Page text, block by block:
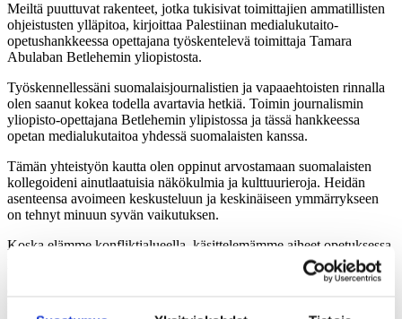
Meiltä puuttuvat rakenteet, jotka tukisivat toimittajien ammatillisten
ohjeistusten ylläpitoa, kirjoittaa Palestiinan medialukutaito-
opetushankkeessa opettajana työskentelevä toimittaja Tamara
Abulaban Betlehemin yliopistosta.
Työskennellessäni suomalaisjournalistien ja vapaaehtoisten rinnalla
olen saanut kokea todella avartavia hetkiä. Toimin journalismin
yliopisto-opettajana Betlehemin ylipistossa ja tässä hankkeessa
opetan medialukutaitoa yhdessä suomalaisten kanssa.
Tämän yhteistyön kautta olen oppinut arvostamaan suomalaisten
kollegoideni ainutlaatuisia näkökulmia ja kulttuurieroja. Heidän
asenteensa avoimeen keskusteluun ja keskinäiseen ymmärrykseen
on tehnyt minuun syvän vaikutuksen.
Koska elämme konfliktialueella, käsittelemämme aiheet opetuksessa
poikkeavat usein suuresti suomalaisten kollegoidemme aiheista.